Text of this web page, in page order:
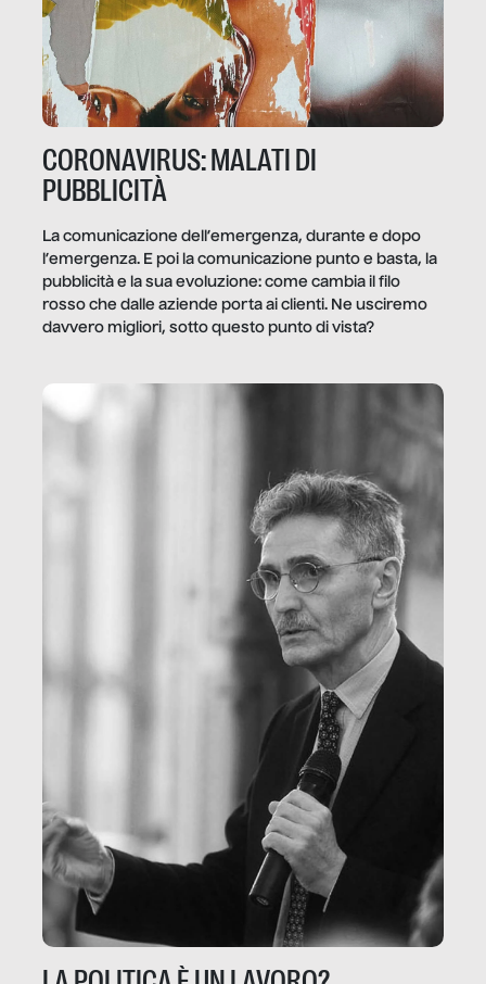
CORONAVIRUS: MALATI DI
PUBBLICITÀ
La comunicazione dell’emergenza, durante e dopo
l’emergenza. E poi la comunicazione punto e basta, la
pubblicità e la sua evoluzione: come cambia il filo
rosso che dalle aziende porta ai clienti. Ne usciremo
davvero migliori, sotto questo punto di vista?